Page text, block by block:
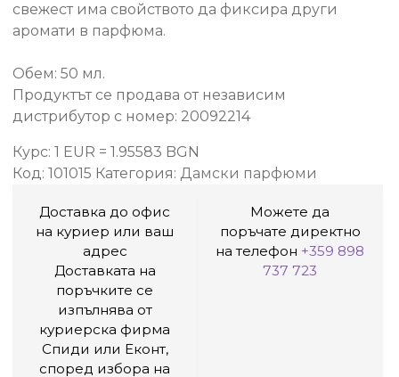
свежест има свойството да фиксира други
аромати в парфюма.
Обем: 50 мл.
Продуктът се продава от независим
дистрибутор с номер: 20092214
Курс: 1 EUR = 1.95583 BGN
Код: 101015 Категория: Дамски парфюми
Доставка до офис
на куриер или ваш
адрес
Доставката на
поръчките се
изпълнява от
куриерска фирма
Спиди или Еконт,
според избора на
Можете да
поръчате директно
на телефон +359 898
737 723